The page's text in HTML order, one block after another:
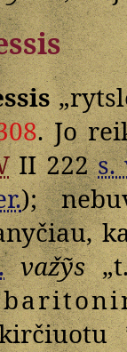
. Jo
II 222s.
);
važỹs